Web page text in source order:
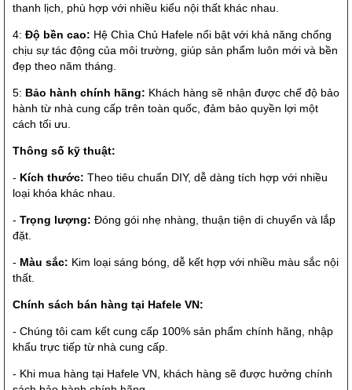
thanh lịch, phù hợp với nhiều kiểu nội thất khác nhau.
4: Độ bền cao: Hệ Chìa Chủ Hafele nổi bật với khả năng chống
chịu sự tác động của môi trường, giúp sản phẩm luôn mới và bền
đẹp theo năm tháng.
5: Bảo hành chính hãng: Khách hàng sẽ nhận được chế độ bảo
hành từ nhà cung cấp trên toàn quốc, đảm bảo quyền lợi một
cách tối ưu.
Thông số kỹ thuật:
- Kích thước: Theo tiêu chuẩn DIY, dễ dàng tích hợp với nhiều
loại khóa khác nhau.
- Trọng lượng: Đóng gói nhẹ nhàng, thuận tiện di chuyển và lắp
đặt.
- Màu sắc: Kim loại sáng bóng, dễ kết hợp với nhiều màu sắc nội
thất.
Chính sách bán hàng tại Hafele VN:
- Chúng tôi cam kết cung cấp 100% sản phẩm chính hãng, nhập
khẩu trực tiếp từ nhà cung cấp.
- Khi mua hàng tại Hafele VN, khách hàng sẽ được hưởng chính